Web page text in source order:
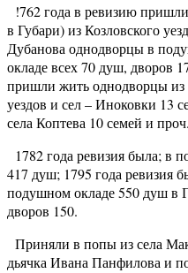
!762 года в ревизию
в Губари) из Козловского
Дубанова однодворцы в
окладе всех 70 душ, дворов
пришли жить однодворцы из
уездов и сел – Иноковки 13
села Коптева 10 семей и проч.
1782 года ревизия была; в
417 душ; 1795 года ревизия
подушном окладе 550 душ в
дворов 150.
Приняли в попы из села
дьячка Ивана Панфилова и